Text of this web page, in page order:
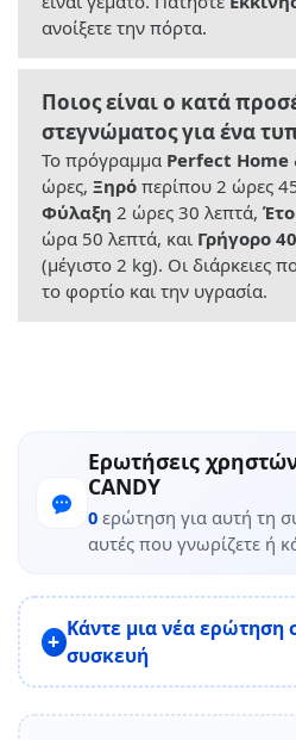
ανοίξετε την πόρτα.
Ποιος είναι ο κατά
στεγνώματος για ένα
Το πρόγραμμα Perfect Home
ώρες, Ξηρό περίπου 2 ώρες
Φύλαξη 2 ώρες 30 λεπτά,
ώρα 50 λεπτά, και Γρήγορο
(μέγιστο 2 kg). Οι διάρκειες
το φορτίο και την υγρασία.
Ερωτήσεις
CANDY
0 ερώτηση για αυτή τη
αυτές που γνωρίζετε ή
Κάντε μια νέα ερώτηση
συσκευή